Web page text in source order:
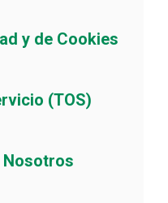
y de Cookies
(TOS)
Nosotros